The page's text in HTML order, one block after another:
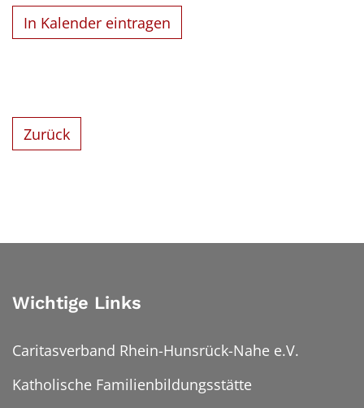
In Kalender eintragen
Zurück
Wichtige Links
Caritasverband Rhein-Hunsrück-Nahe e.V.
Katholische Familienbildungsstätte